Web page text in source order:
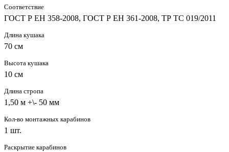
Соответствие
ГОСТ Р ЕН 358-2008, ГОСТ Р ЕН 361-2008, ТР ТС 019/2011
Длина кушака
70 см
Высота кушака
10 см
Длина стропа
1,50 м +\- 50 мм
Кол-во монтажных карабинов
1 шт.
Раскрытие карабинов